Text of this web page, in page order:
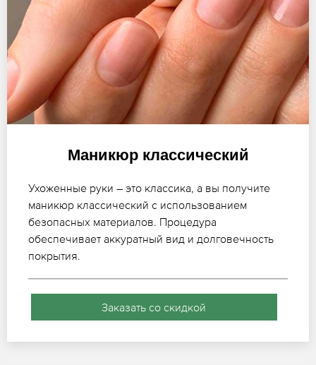
Маникюр классический
Ухоженные руки – это классика, а вы получите
маникюр классический с использованием
безопасных материалов. Процедура
обеспечивает аккуратный вид и долговечность
покрытия.
Заказать со скидкой